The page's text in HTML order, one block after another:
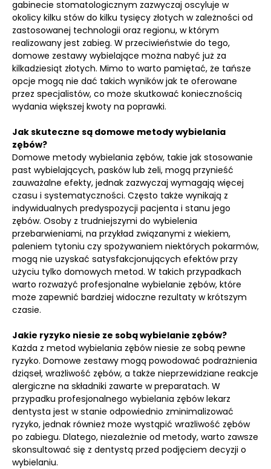
gabinecie stomatologicznym zazwyczaj oscyluje w
okolicy kilku stów do kilku tysięcy złotych w zależności od
zastosowanej technologii oraz regionu, w którym
realizowany jest zabieg. W przeciwieństwie do tego,
domowe zestawy wybielające można nabyć już za
kilkadziesiąt złotych. Mimo to warto pamiętać, że tańsze
opcje mogą nie dać takich wyników jak te oferowane
przez specjalistów, co może skutkować koniecznością
wydania większej kwoty na poprawki.
Jak skuteczne są domowe metody wybielania
zębów?
Domowe metody wybielania zębów, takie jak stosowanie
past wybielających, pasków lub żeli, mogą przynieść
zauważalne efekty, jednak zazwyczaj wymagają więcej
czasu i systematyczności. Często także wynikają z
indywidualnych predyspozycji pacjenta i stanu jego
zębów. Osoby z trudniejszymi do wybielenia
przebarwieniami, na przykład związanymi z wiekiem,
paleniem tytoniu czy spożywaniem niektórych pokarmów,
mogą nie uzyskać satysfakcjonujących efektów przy
użyciu tylko domowych metod. W takich przypadkach
warto rozważyć profesjonalne wybielanie zębów, które
może zapewnić bardziej widoczne rezultaty w krótszym
czasie.
Jakie ryzyko niesie ze sobą wybielanie zębów?
Każda z metod wybielania zębów niesie ze sobą pewne
ryzyko. Domowe zestawy mogą powodować podrażnienia
dziąseł, wrażliwość zębów, a także nieprzewidziane reakcje
alergiczne na składniki zawarte w preparatach. W
przypadku profesjonalnego wybielania zębów lekarz
dentysta jest w stanie odpowiednio zminimalizować
ryzyko, jednak również może wystąpić wrażliwość zębów
po zabiegu. Dlatego, niezależnie od metody, warto zawsze
skonsultować się z dentystą przed podjęciem decyzji o
wybielaniu.